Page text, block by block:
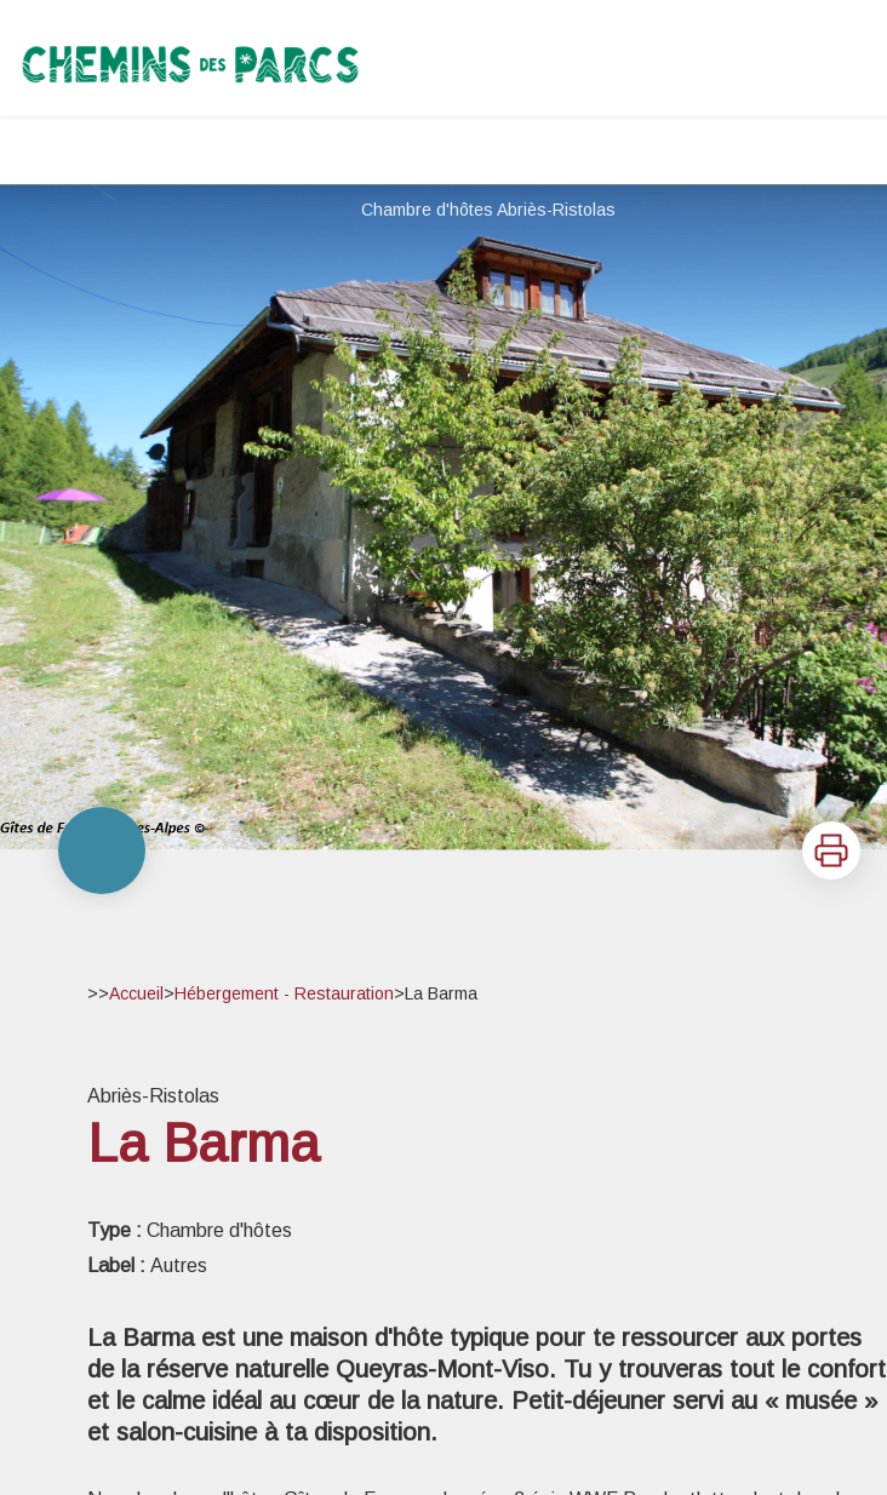
Chemins des Parcs
Chambre d'hôtes Abriès-Ristolas
Imprimer
>>Accueil >Hébergement - Restauration>La Barma
Abriès-Ristolas
La Barma
Type : Chambre d'hôtes
Label : Autres
La Barma est une maison d'hôte typique pour te ressourcer aux portes
de la réserve naturelle Queyras-Mont-Viso. Tu y trouveras tout le confort
et le calme idéal au cœur de la nature. Petit-déjeuner servi au « musée »
et salon-cuisine à ta disposition.